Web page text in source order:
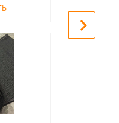
keyboard_arrow_right